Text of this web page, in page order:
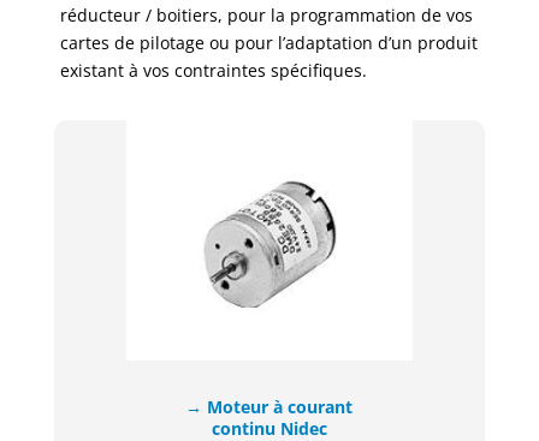
réducteur / boitiers, pour la programmation de vos
cartes de pilotage ou pour l’adaptation d’un produit
existant à vos contraintes spécifiques. ​
→ Moteur à courant
continu Nidec